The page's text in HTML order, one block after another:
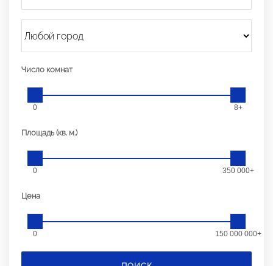
Число комнат
0 8+
Площадь (кв. м.)
0 350 000+
Цена
0 150 000 000+